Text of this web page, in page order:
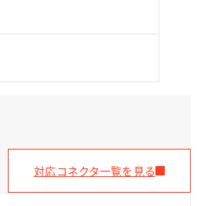
対応コネクタ一覧を見る